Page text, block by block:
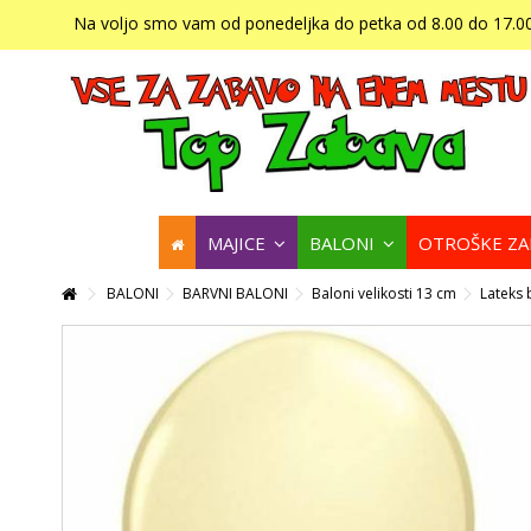
Na voljo smo vam od ponedeljka do petka od 8.00 do
MAJICE BALONI OTROŠKE
BALONI BARVNI BALONI Baloni velikosti 13 cm Lateks